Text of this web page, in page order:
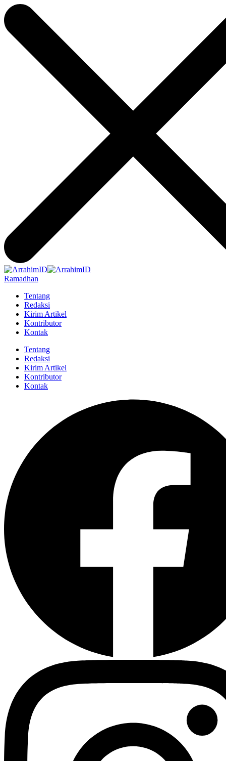
Ramadhan
Tentang
Redaksi
Kirim Artikel
Kontributor
Kontak
Tentang
Redaksi
Kirim Artikel
Kontributor
Kontak